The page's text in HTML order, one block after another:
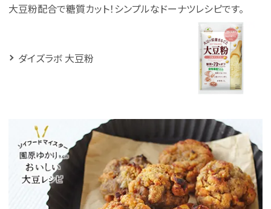
大豆粉配合で糖質カット！シンプルなドーナツレシピです。
ダイズラボ 大豆粉